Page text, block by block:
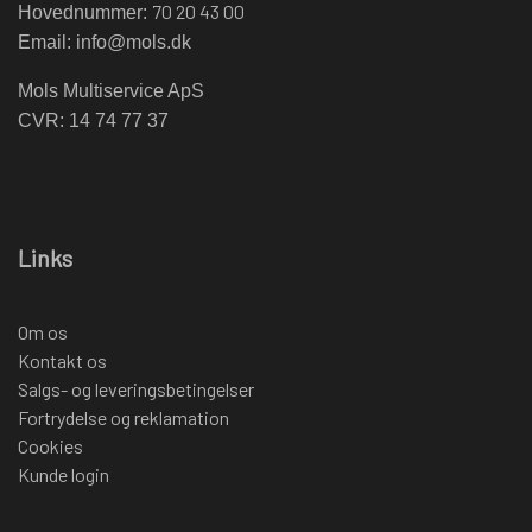
Hovednummer: 70 20 43 00
Email: info@mols.dk
Mols Multiservice ApS
CVR: 14 74 77 37
Links
Om os
Kontakt os
Salgs- og leveringsbetingelser
Fortrydelse og reklamation
Cookies
Kunde login